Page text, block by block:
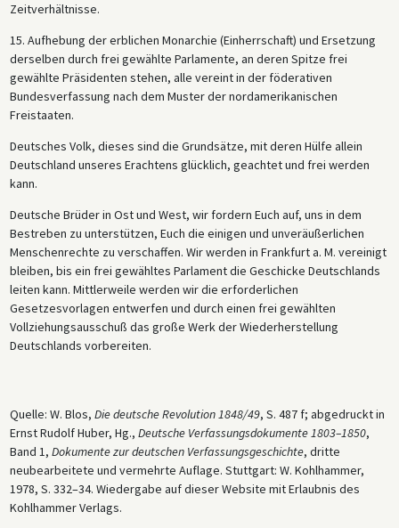
Zeitverhältnisse.
15. Aufhebung der erblichen Monarchie (Einherrschaft) und Ersetzung
derselben durch frei gewählte Parlamente, an deren Spitze frei
gewählte Präsidenten stehen, alle vereint in der föderativen
Bundesverfassung nach dem Muster der nordamerikanischen
Freistaaten.
Deutsches Volk, dieses sind die Grundsätze, mit deren Hülfe allein
Deutschland unseres Erachtens glücklich, geachtet und frei werden
kann.
Deutsche Brüder in Ost und West, wir fordern Euch auf, uns in dem
Bestreben zu unterstützen, Euch die einigen und unveräußerlichen
Menschenrechte zu verschaffen. Wir werden in Frankfurt a. M. vereinigt
bleiben, bis ein frei gewähltes Parlament die Geschicke Deutschlands
leiten kann. Mittlerweile werden wir die erforderlichen
Gesetzesvorlagen entwerfen und durch einen frei gewählten
Vollziehungsausschuß das große Werk der Wiederherstellung
Deutschlands vorbereiten.
Quelle: W. Blos, Die deutsche Revolution 1848/49, S. 487 f; abgedruckt in
Ernst Rudolf Huber, Hg., Deutsche Verfassungsdokumente 1803–1850,
Band 1, Dokumente zur deutschen Verfassungsgeschichte, dritte
neubearbeitete und vermehrte Auflage. Stuttgart: W. Kohlhammer,
1978, S. 332–34. Wiedergabe auf dieser Website mit Erlaubnis des
Kohlhammer Verlags.